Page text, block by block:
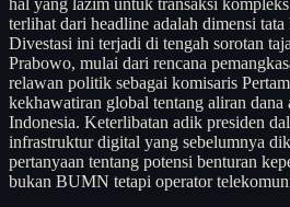
terlihat dari headline adalah dimensi
Divestasi ini terjadi di tengah sorotan
Prabowo, mulai dari rencana
relawan politik sebagai komisaris
kekhawatiran global tentang aliran dana
Indonesia. Keterlibatan adik presiden
infrastruktur digital yang sebelumnya
pertanyaan tentang potensi benturan
bukan BUMN tetapi operator